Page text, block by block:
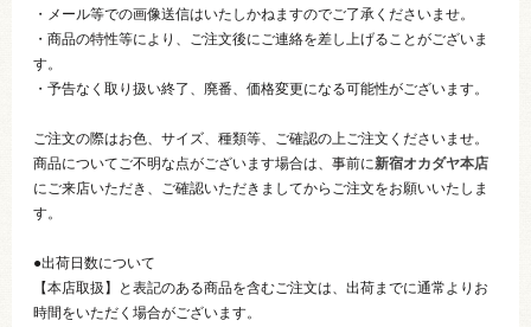
・メール等での画像送信はいたしかねますのでご了承くださいませ。
・商品の特性等により、ご注文後にご連絡を差し上げることがございま
す。
・予告なく取り扱い終了、廃番、価格変更になる可能性がございます。
ご注文の際はお色、サイズ、種類等、ご確認の上ご注文くださいませ。
商品についてご不明な点がございます場合は、事前に新宿オカダヤ本店
にご来店いただき、ご確認いただきましてからご注文をお願いいたしま
す。
●出荷日数について
【本店取扱】と表記のある商品を含むご注文は、出荷までに通常よりお
時間をいただく場合がございます。